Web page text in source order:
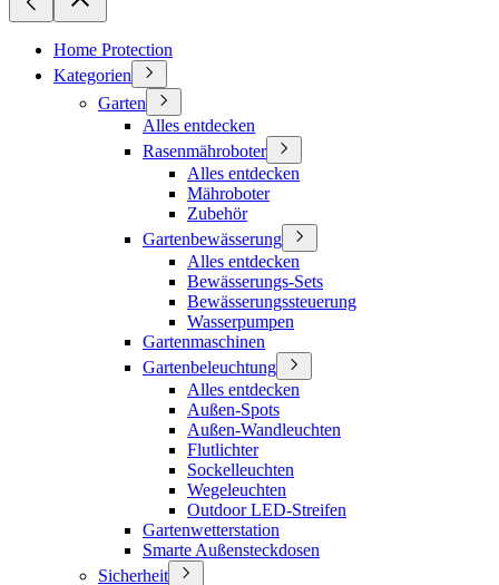
Home Protection
Kategorien
Garten
Alles entdecken
Rasenmähroboter
Alles entdecken
Mähroboter
Zubehör
Gartenbewässerung
Alles entdecken
Bewässerungs-Sets
Bewässerungssteuerung
Wasserpumpen
Gartenmaschinen
Gartenbeleuchtung
Alles entdecken
Außen-Spots
Außen-Wandleuchten
Flutlichter
Sockelleuchten
Wegeleuchten
Outdoor LED-Streifen
Gartenwetterstation
Smarte Außensteckdosen
Sicherheit